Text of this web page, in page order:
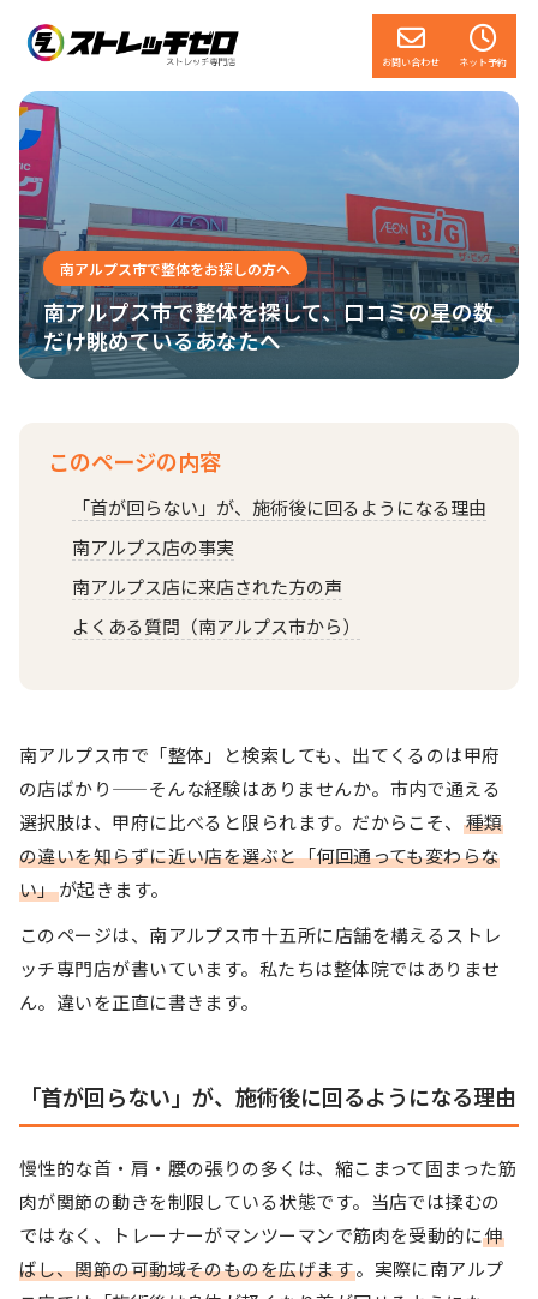
お問い合わせ ネット予約
南アルプス市で整体をお探しの方へ
南アルプス市で整体を探して、口コミの星の数
だけ眺めているあなたへ
このページの内容
「首が回らない」が、施術後に回るようになる理由
南アルプス店の事実
南アルプス店に来店された方の声
よくある質問（南アルプス市から）
南アルプス市で「整体」と検索しても、出てくるのは甲府
の店ばかり——そんな経験はありませんか。市内で通える
選択肢は、甲府に比べると限られます。だからこそ、 種類
の違いを知らずに近い店を選ぶと「何回通っても変わらな
い」が起きます。
このページは、南アルプス市十五所に店舗を構えるストレ
ッチ専門店が書いています。私たちは整体院ではありませ
ん。違いを正直に書きます。
「首が回らない」が、施術後に回るようになる理由
慢性的な首・肩・腰の張りの多くは、縮こまって固まった筋
肉が関節の動きを制限している状態です。当店では揉むの
ではなく、トレーナーがマンツーマンで筋肉を受動的に伸
ばし、関節の可動域そのものを広げます。実際に南アルプ